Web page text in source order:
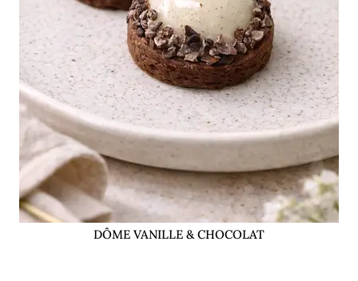
DÔME VANILLE & CHOCOLAT